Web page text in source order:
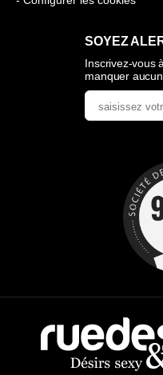
SOYEZ
Inscrivez-vous
manquer